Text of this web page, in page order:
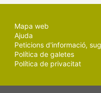
Mapa web
Ajuda
Peticions d'informació,
Política de galetes
Política de privacitat